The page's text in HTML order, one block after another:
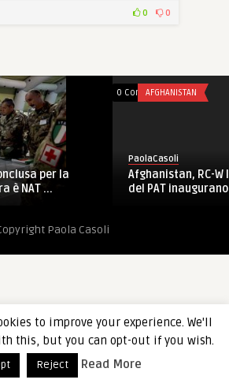
0 0
per la
è NAT ...
0 CommentsAFGHANISTAN
PaolaCasoli
Afghanistan, RC-W
del PAT
Paola Casoli
to improve your experience. We'll
this, but you can opt-out if you wish.
Reject Read More